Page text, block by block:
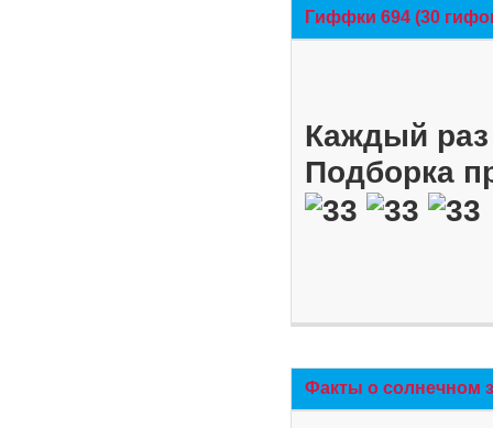
Гиффки 694 (30
Каждый
Подборка
Факты о солнечном